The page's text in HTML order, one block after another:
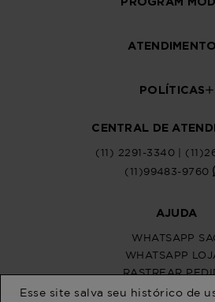
Esse site salva seu histórico de